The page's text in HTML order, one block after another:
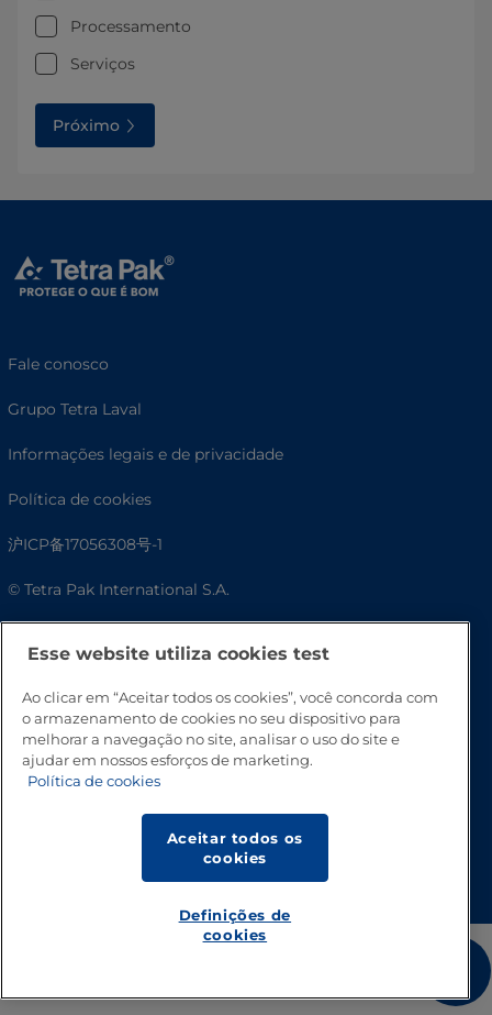
Processamento
Serviços
Próximo
Fale conosco
Grupo Tetra Laval
Informações legais e de privacidade
Política de cookies
沪ICP备17056308号-1
© Tetra Pak International S.A.
Esse website utiliza cookies test
Ao clicar em “Aceitar todos os cookies”, você concorda com
o armazenamento de cookies no seu dispositivo para
melhorar a navegação no site, analisar o uso do site e
ajudar em nossos esforços de marketing.
Política de cookies
Aceitar todos os
cookies
Definições de
cookies